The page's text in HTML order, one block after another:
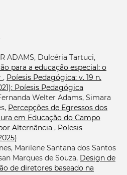
ADAMS, Dulcéria Tartuci,
para a educação especial: o
, Poíesis Pedagógica: v. 19 n.
Poíesis Pedagógica
Welter Adams, Simara
Percepções de Egressos dos
em Educação do Campo
Alternância , Poíesis
Marilene Santana dos Santos
Marques de Souza, Design de
de diretores baseado na